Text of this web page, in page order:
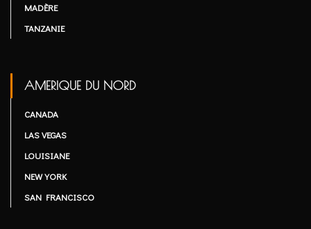
MADÈRE
TANZANIE
AMERIQUE DU NORD
CANADA
LAS VEGAS
LOUISIANE
NEW YORK
SAN FRANCISCO